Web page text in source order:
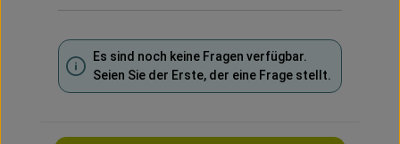
Es sind noch keine Fragen verfügbar.
Seien Sie der Erste, der eine Frage stellt.